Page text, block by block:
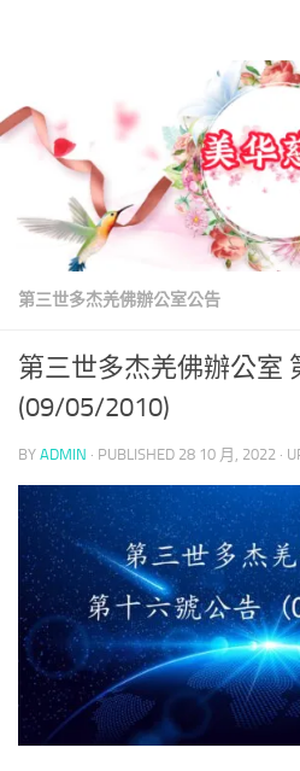
第三世多杰羌佛辦公室公告
第三世多杰羌佛辦公室
(09/05/2010)
BY ADMIN · PUBLISHED 28 10 月, 2022 ·